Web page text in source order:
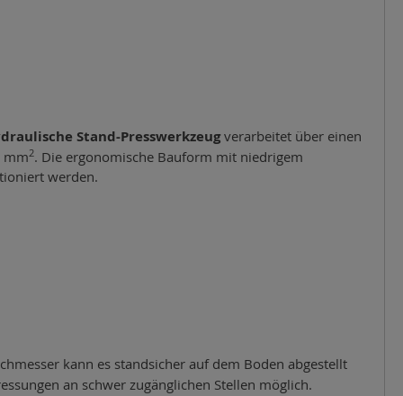
Stand-Presswerkzeugverarbeitet über einen
mm2. Die ergonomische Bauform mit niedrigem
werden.
kann es standsicher auf dem Boden abgestellt
an schwer zugänglichen Stellen möglich.